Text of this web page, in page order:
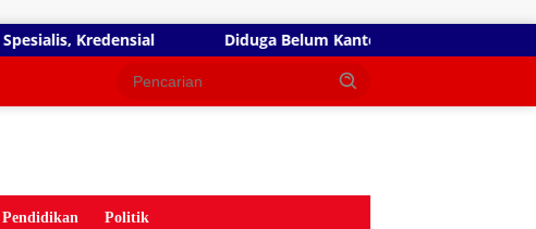
Diduga Belum Kantongi SLHS, SPPG Temayang dan Tahulu
Pendidikan Politik